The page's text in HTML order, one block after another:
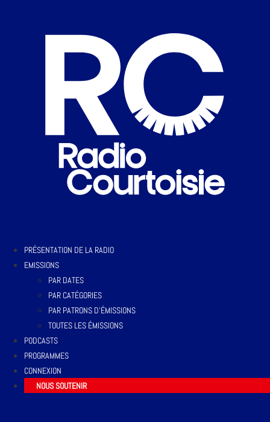
PRÉSENTATION DE LA RADIO
EMISSIONS
PAR DATES
PAR CATÉGORIES
PAR PATRONS D’ÉMISSIONS
TOUTES LES ÉMISSIONS
PODCASTS
PROGRAMMES
CONNEXION
NOUS SOUTENIR